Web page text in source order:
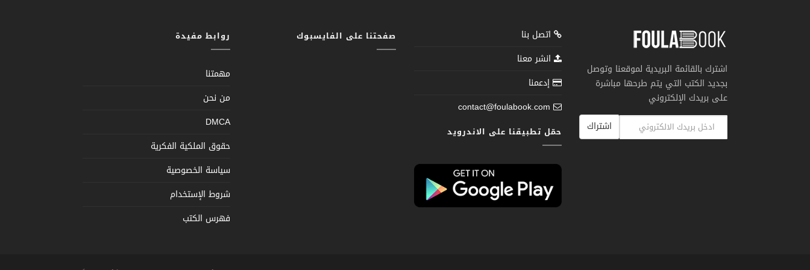
اشترك بالقائمة البريدية لموقعنا وتوصل
بجديد الكتب التي يتم طرحها مباشرة
على بريدك الإلكتروني
اشتراك
اتصل بنا
انشر معنا
إدعمنا
contact@foulabook.com
حمّل تطبيقنا على الاندرويد
صفحتنا على الفايسبوك روابط مفيدة
مهمتنا
من نحن
DMCA
حقوق الملكية الفكرية
سياسة الخصوصية
شروط الإستخدام
فهرس الكتب